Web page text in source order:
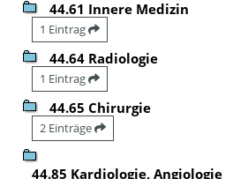
44.61 Innere Medizin
1 Eintrag
44.64 Radiologie
1 Eintrag
44.65 Chirurgie
2 Einträge
44.85 Kardiologie, Angiologie